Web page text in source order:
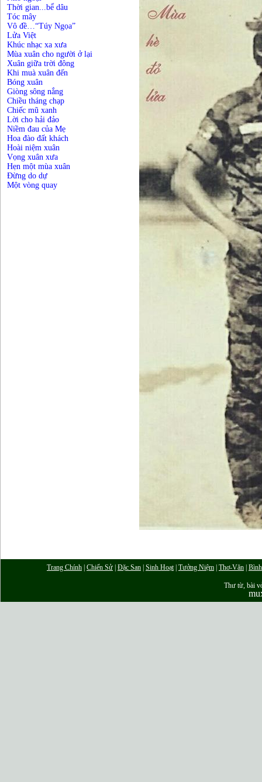
Thời gian...bể dâu
Tóc mây
Vô đề…“Túy Ngọa”
Lửa Việt
Khúc nhạc xa xưa
Mùa xuân cho người ở lại
Xuân giữa trời đông
Khi muà xuân đến
Bóng xuân
Giòng sông nắng
Chiều tháng chạp
Chiếc mũ xanh
Lời cho hải đảo
Niềm đau của Mẹ
Hoa đào đất khách
Hoài niệm xuân
Vọng xuân xưa
Hẹn một mùa xuân
Đừng do dự
Một vòng quay
Trang Chính Chiến Sử Đặc San Sinh Hoạt| Tưởng Niệm Thơ-Văn
Thư từ, bài